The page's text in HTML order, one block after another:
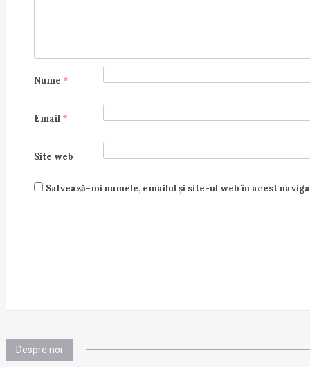
Nume *
Email *
Site web
Salvează-mi numele, emailul și site-ul web în acest
Despre noi